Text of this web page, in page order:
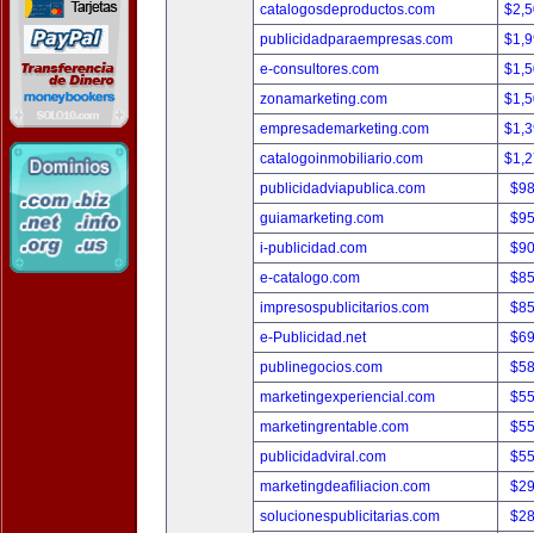
catalogosdeproductos.com
publicidadparaempresas.com
e-consultores.com
zonamarketing.com
empresademarketing.com
catalogoinmobiliario.com
publicidadviapublica.com
guiamarketing.com
i-publicidad.com
e-catalogo.com
impresospublicitarios.com
e-Publicidad.net
publinegocios.com
marketingexperiencial.com
marketingrentable.com
publicidadviral.com
marketingdeafiliacion.com
solucionespublicitarias.com